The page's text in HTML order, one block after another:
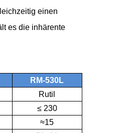
einen
es die inhärente
RM-530L
Rutil
≤ 230
≈15